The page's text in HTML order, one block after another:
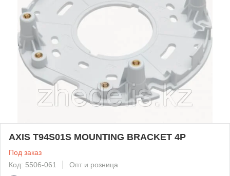
AXIS T94S01S MOUNTING BRACKET 4P
Под заказ
Код: 5506-061
Опт и розница